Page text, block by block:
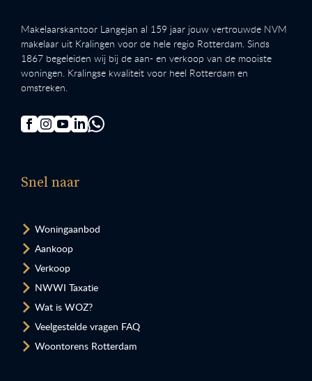
Makelaarskantoor Langejan al 159 jaar jouw vertrouwde NVM
makelaar uit Kralingen voor de hele regio Rotterdam. Sinds
1867 begeleiden wij bij de aan- en verkoop van de mooiste
woningen. Kralingse kwaliteit voor heel Rotterdam en
omstreken.
Snel naar
Woningaanbod
Aankoop
Verkoop
NWWI Taxatie
Wat is WOZ?
Veelgestelde vragen FAQ
Woontorens Rotterdam